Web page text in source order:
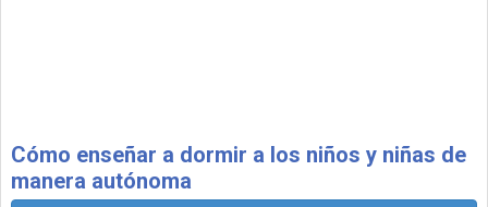
Cómo enseñar a dormir a los niños y niñas de
manera autónoma